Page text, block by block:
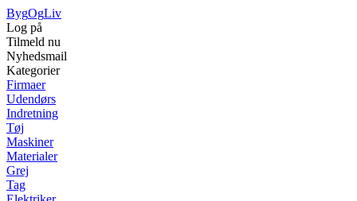
BygOgLiv
Log på
Tilmeld nu
Nyhedsmail
Kategorier
Firmaer
Udendørs
Indretning
Tøj
Maskiner
Materialer
Grej
Tag